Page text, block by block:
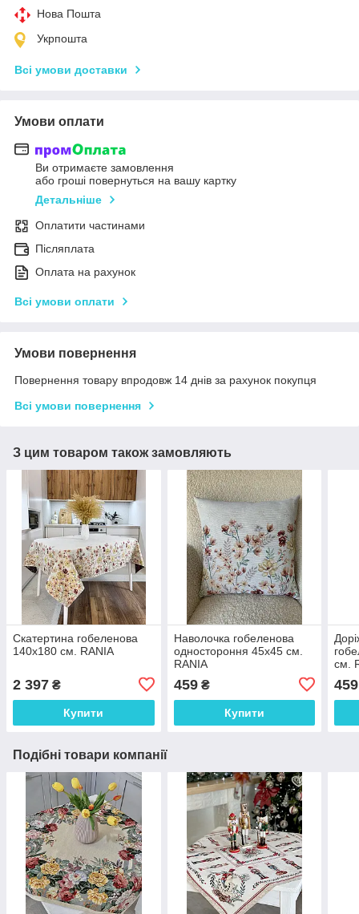
Нова Пошта
Укрпошта
Всі умови доставки
Умови оплати
Ви отримаєте замовлення
або гроші повернуться на вашу картку
Детальніше
Оплатити частинами
Післяплата
Оплата на рахунок
Всі умови оплати
Умови повернення
Повернення товару впродовж 14 днів за рахунок покупця
Всі умови повернення
З цим товаром також замовляють
Скатертина гобеленова
140х180 см. RANIA
2 397 ₴
Купити
Наволочка гобеленова
одностороння 45х45 см.
RANIA
459₴
Купити
см.
459
Подібні товари компанії